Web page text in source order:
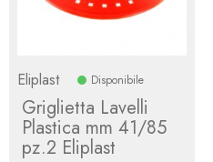
Eliplast Disponibile
Griglietta Lavelli
Plastica mm 41/85
pz.2 Eliplast